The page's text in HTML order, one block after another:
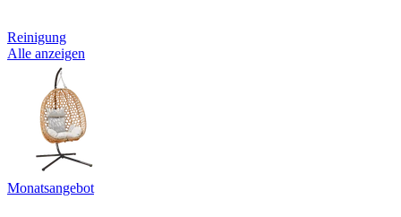
Reinigung
Alle anzeigen
Monatsangebot